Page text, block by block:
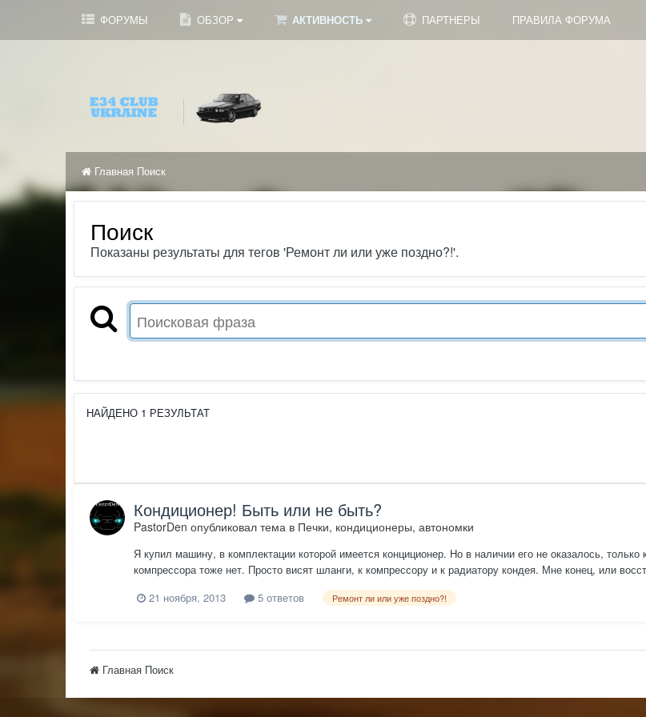
ФОРУМЫ ОБЗОР АКТИВНОСТЬ ПАРТНЕРЫ ПРАВИЛА ФОРУМА
Главная Поиск
Поиск
Показаны результаты для тегов 'Ремонт ли или уже поздно?!'.
НАЙДЕНО 1 РЕЗУЛЬТАТ
Кондиционер! Быть или не быть?
PastorDen опубликовал тема в Печки, кондиционеры, автономки
Я купил машину, в комплектации которой имеется конциционер. Но в наличии его не оказалось,
компрессора тоже нет. Просто висят шланги, к компрессору и к радиатору кондея. Мне конец, или
21 ноября, 2013 5 ответов Ремонт ли или уже поздно?!
Главная Поиск